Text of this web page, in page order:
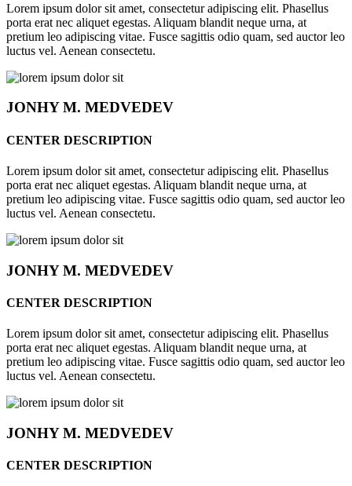
Lorem ipsum dolor sit amet, consectetur adipiscing elit. Phasellus
porta erat nec aliquet egestas. Aliquam blandit neque urna, at
pretium leo adipiscing vitae. Fusce sagittis odio quam, sed auctor leo
luctus vel. Aenean consectetu.
JONHYM. MEDVEDEV
CENTER DESCRIPTION
Lorem ipsum dolor sit amet, consectetur adipiscing elit. Phasellus
porta erat nec aliquet egestas. Aliquam blandit neque urna, at
pretium leo adipiscing vitae. Fusce sagittis odio quam, sed auctor leo
luctus vel. Aenean consectetu.
JONHYM. MEDVEDEV
CENTER DESCRIPTION
Lorem ipsum dolor sit amet, consectetur adipiscing elit. Phasellus
porta erat nec aliquet egestas. Aliquam blandit neque urna, at
pretium leo adipiscing vitae. Fusce sagittis odio quam, sed auctor leo
luctus vel. Aenean consectetu.
JONHYM. MEDVEDEV
CENTER DESCRIPTION